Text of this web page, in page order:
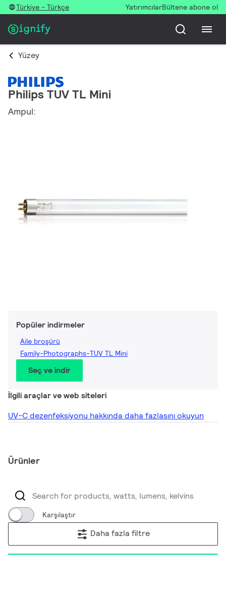
Türkiye - Türkçe YatırımcılarBültene abone ol
Yüzey
Philips TUV TL Mini
Ampul:
Popüler indirmeler
Aile broşürü
Family-Photographs-TUV TL Mini
Seç ve indir
İlgili araçlar ve web siteleri
UV-C dezenfeksiyonu hakkında daha fazlasını okuyun
Ürünler
Karşılaştır
Daha fazla filtre